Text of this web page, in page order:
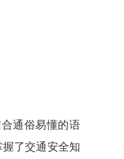
通俗易懂的语
了交通安全知